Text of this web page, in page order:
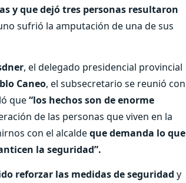
y que dejó tres personas resultaron
sufrió la amputación de una de sus
, el delegado presidencial provincial
Caneo, el subsecretario se reunió con
que“los hechos son de enorme
de las personas que viven en la
con el alcaldeque demanda lo que
la seguridad”.
reforzar las medidas de seguridad y